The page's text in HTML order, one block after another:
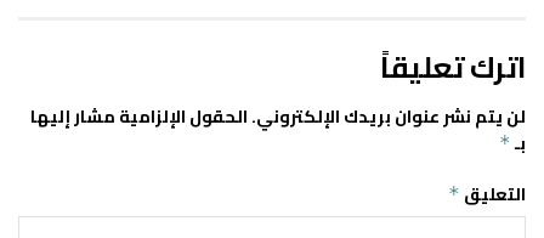
اترك تعليقاً
لن يتم نشر عنوان بريدك الإلكتروني.الحقول الإلزامية مشار إليها
بـ *
التعليق *